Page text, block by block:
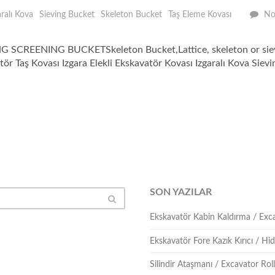
Kova Sieving Bucket Skeleton Bucket Taş Eleme Kovası
SCREENING BUCKETSkeleton Bucket,Lattice, skeleton or
Kovası Izgara Elekli Ekskavatör Kovası Izgaralı Kova
SON YAZILAR
Ekskavatör Kabin Kaldırma /
Ekskavatör Fore Kazık Kırıcı /
Silindir Ataşmanı / Excavator